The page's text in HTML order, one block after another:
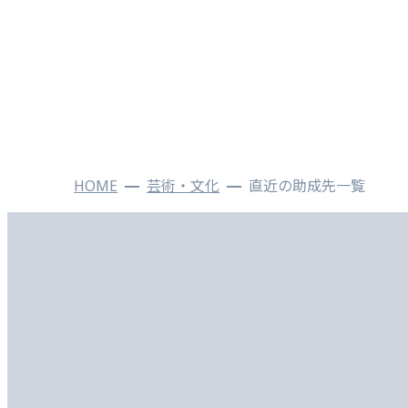
HOME 芸術・文化 直近の助成先一覧